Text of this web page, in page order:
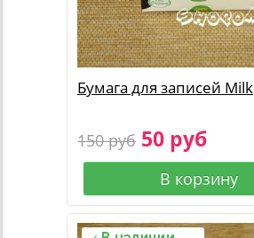
Бумага для записей Milk
150 руб 50 руб
В корзину